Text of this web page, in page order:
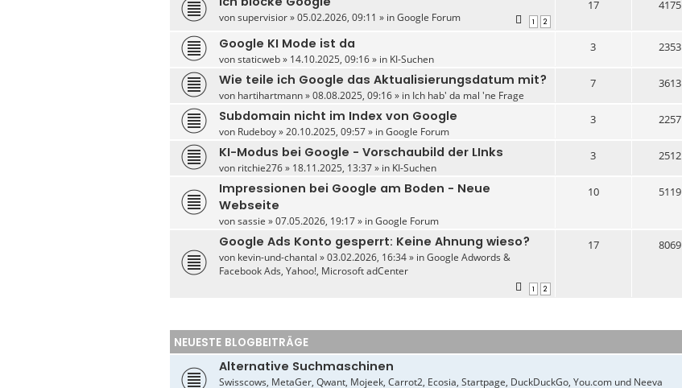
vonsupervisior» 05.02.2026, 09:11 » inGoogle Forum 1 2
17 4175
Google KI Mode ist da
vonstaticweb» 14.10.2025, 09:16 » in KI-Suchen
3 2353
Wie teile ich Google das Aktualisierungsdatum mit?
von hartihartmann» 08.08.2025, 09:16 » in Ich hab' da mal 'ne Frage
7 3613
Subdomain nicht im Index von Google
von Rudeboy» 20.10.2025, 09:57 » inGoogle Forum
3 2257
KI-Modus bei Google - Vorschaubild der LInks
von ritchie276» 18.11.2025, 13:37 » in KI-Suchen
3 2512
Impressionen bei Google am Boden - Neue
Webseite
vonsassie » 07.05.2026, 19:17 » inGoogle Forum
10 5119
Google Ads Konto gesperrt: Keine Ahnung wieso?
von kevin-und-chantal » 03.02.2026, 16:34 » inGoogle Adwords &
Facebook Ads, Yahoo!, Microsoft adCenter
1 2
17 8069
NEUESTE BLOGBEITRÄGE
Alternative Suchmaschinen
Swisscows, MetaGer, Qwant, Mojeek, Carrot2, Ecosia, Startpage, DuckDuckGo, You.com und Neeva